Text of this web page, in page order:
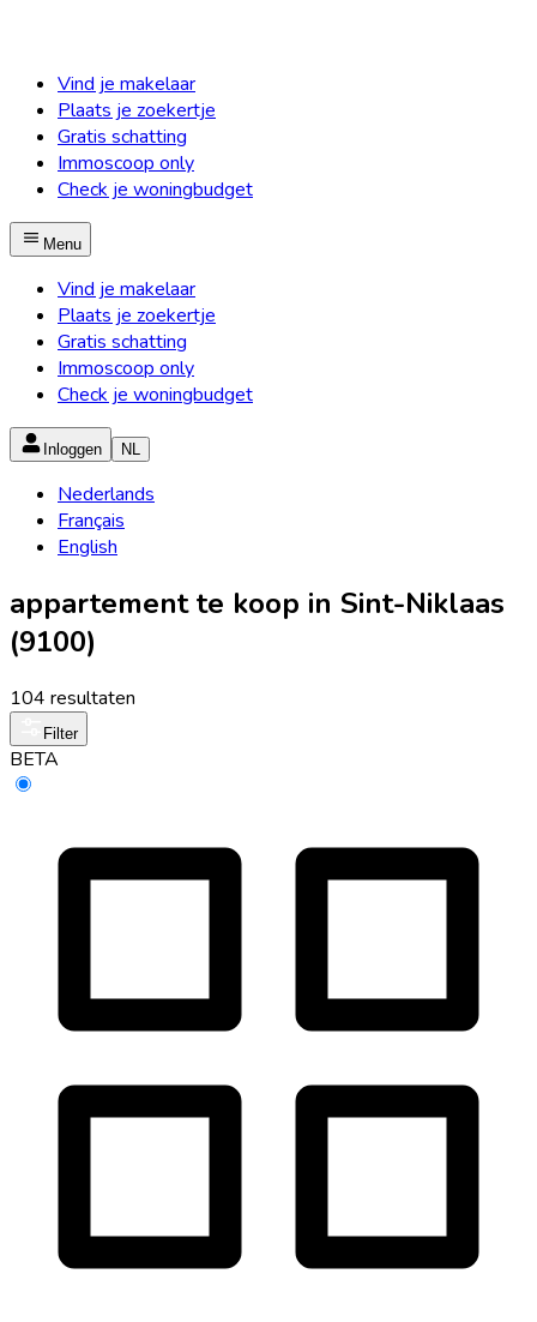
Vind je makelaar
Plaats je zoekertje
Gratis schatting
Immoscoop only
Check je woningbudget
Menu
Vind je makelaar
Plaats je zoekertje
Gratis schatting
Immoscoop only
Check je woningbudget
Inloggen NL
Nederlands
Français
English
appartement te koop in Sint-Niklaas
(9100)
104 resultaten
Filter
BETA